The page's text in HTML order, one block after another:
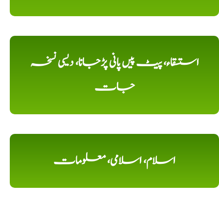
استسقاء، پیٹ پیں پانی پڑجانا، دیسی نسخہ
جات
اسلام، اسلامی، معلومات